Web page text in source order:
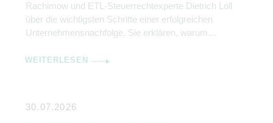
Rachimow und ETL-Steuerrechtexperte Dietrich Loll
über die wichtigsten Schritte einer erfolgreichen
Unternehmensnachfolge. Sie erklären, warum
steuerliche Gestaltung.
WEITERLESEN
30.07.2026